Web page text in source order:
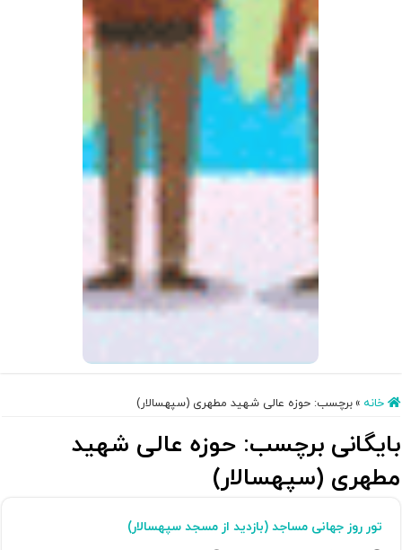
خانه »برچسب:حوزه عالی شهید مطهری (سپهسالار)
بایگانی برچسب:حوزه عالی شهید
مطهری (سپهسالار)
تور روز جهانی مساجد (بازدید از مسجد سپهسالار)